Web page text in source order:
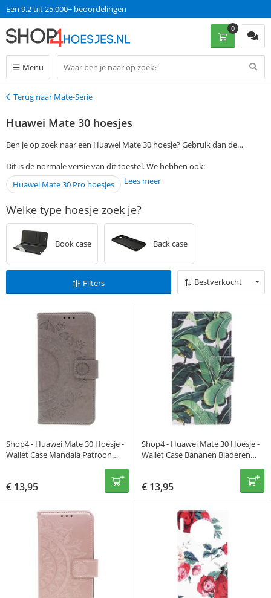
Een 9.2 uit 25.000+ beoordelingen
Menu
0
Terug
Terug naar Mate-Serie
Huawei Mate 30 hoesjes
Ben je op zoek naar een Huawei Mate 30 hoesje? Gebruik dan de
favoriete Huawei Mate 30 cover te vinden. Bestel vervolgens op
werkdagen voor 13:00 en ontvang jouw Huawei Mate 30 case de
Dit is de normale versie van dit toestel. We hebben ook:
Huawei Mate 30 Pro hoesjes
Lees meer
Welke type hoesje zoek je?
Book case Back case
Filters Bestverkocht
Shop4 - Huawei Mate 30 Hoesje -
Wallet Case Mandala Patroon
€ 13,95
Shop4 - Huawei Mate 30 Hoesje -
Wallet Case Bananen Bladeren
€ 13,95